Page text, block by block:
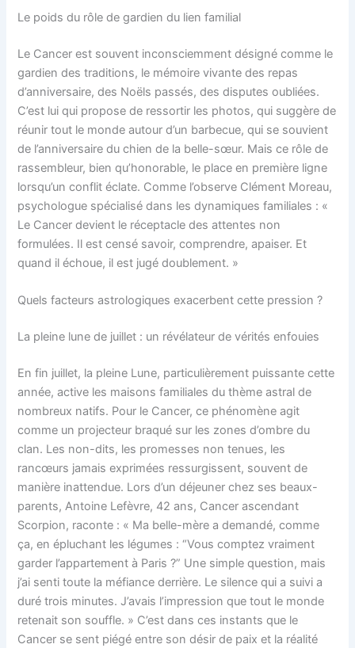
Le poids du rôle de gardien du lien familial
Le Cancer est souvent inconsciemment désigné comme le
gardien des traditions, le mémoire vivante des repas
d’anniversaire, des Noëls passés, des disputes oubliées.
C’est lui qui propose de ressortir les photos, qui suggère de
réunir tout le monde autour d’un barbecue, qui se souvient
de l’anniversaire du chien de la belle-sœur. Mais ce rôle de
rassembleur, bien qu’honorable, le place en première ligne
lorsqu’un conflit éclate. Comme l’observe Clément Moreau,
psychologue spécialisé dans les dynamiques familiales : «
Le Cancer devient le réceptacle des attentes non
formulées. Il est censé savoir, comprendre, apaiser. Et
quand il échoue, il est jugé doublement. »
Quels facteurs astrologiques exacerbent cette pression ?
La pleine lune de juillet : un révélateur de vérités enfouies
En fin juillet, la pleine Lune, particulièrement puissante cette
année, active les maisons familiales du thème astral de
nombreux natifs. Pour le Cancer, ce phénomène agit
comme un projecteur braqué sur les zones d’ombre du
clan. Les non-dits, les promesses non tenues, les
rancœurs jamais exprimées ressurgissent, souvent de
manière inattendue. Lors d’un déjeuner chez ses beaux-
parents, Antoine Lefèvre, 42 ans, Cancer ascendant
Scorpion, raconte : « Ma belle-mère a demandé, comme
ça, en épluchant les légumes : “Vous comptez vraiment
garder l’appartement à Paris ?” Une simple question, mais
j’ai senti toute la méfiance derrière. Le silence qui a suivi a
duré trois minutes. J’avais l’impression que tout le monde
retenait son souffle. » C’est dans ces instants que le
Cancer se sent piégé entre son désir de paix et la réalité